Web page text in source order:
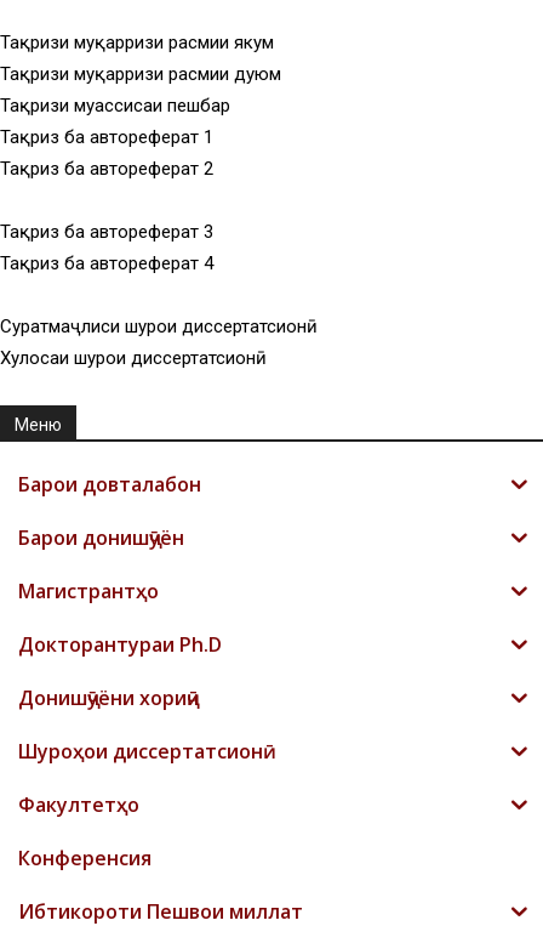
Тақризи муқарризи расмии якум
Тақризи муқарризи расмии дуюм
Тақризи муассисаи пешбар
Тақриз ба автореферат 1
Тақриз ба автореферат 2
Тақриз ба автореферат 3
Тақриз ба автореферат 4
Суратмаҷлиси шурои диссертатсионӣ
Хулосаи шурои диссертатсионӣ
Меню
Барои довталабон
Барои донишҷӯён
Магистрантҳо
Докторантураи Ph.D
Донишҷӯёни хориҷӣ
Шyроҳои диссертатсионӣ
Факултетҳо
Конференсия
Ибтикороти Пешвои миллат